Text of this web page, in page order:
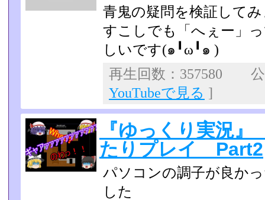
青鬼の疑問を検証して
すこしでも「へぇー」
しいです(๑╹ω╹๑ )
再生回数：357580
YouTubeで見る ]
『ゆっくり実況
たりプレイ Part2
パソコンの調子が良か
した